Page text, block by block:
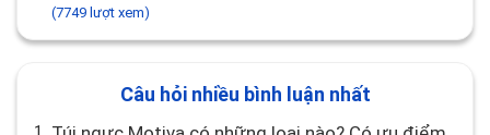
(7749 lượt xem)
Câu hỏi nhiều bình luận nhất